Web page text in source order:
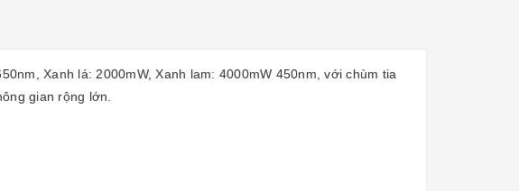
Xanh lá: 2000mW, Xanh lam: 4000mW 450nm, với chùm tia
gian rộng lớn.